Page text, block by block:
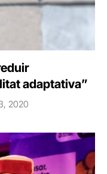
adaptativa”
2020